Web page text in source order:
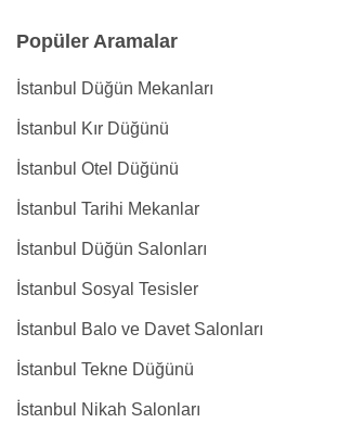
Popüler Aramalar
İstanbul Düğün Mekanları
İstanbul Kır Düğünü
İstanbul Otel Düğünü
İstanbul Tarihi Mekanlar
İstanbul Düğün Salonları
İstanbul Sosyal Tesisler
İstanbul Balo ve Davet Salonları
İstanbul Tekne Düğünü
İstanbul Nikah Salonları